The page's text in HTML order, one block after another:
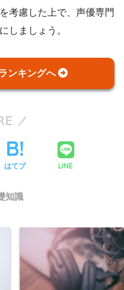
考慮した上で、声優専門
しましょう。
ンキングへ
はてブ LINE
知識